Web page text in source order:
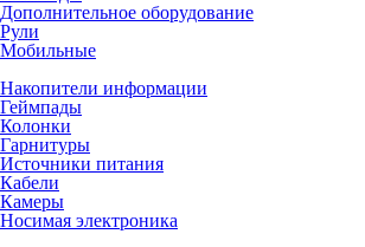
Дополнительное оборудование
Рули
Мобильные
Накопители информации
Геймпады
Колонки
Гарнитуры
Источники питания
Кабели
Камеры
Носимая электроника